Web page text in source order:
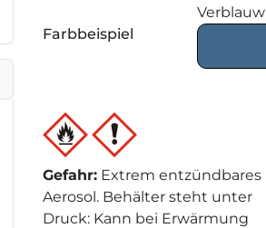
Verblauw
Farbbeispiel
Gefahr: Extrem entzündbares
Aerosol. Behälter steht unter
Druck: Kann bei Erwärmung